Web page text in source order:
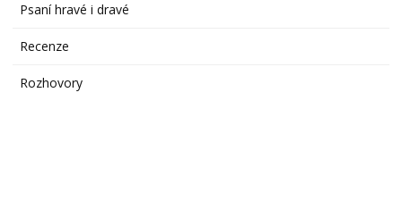
Psaní hravé i dravé
Recenze
Rozhovory